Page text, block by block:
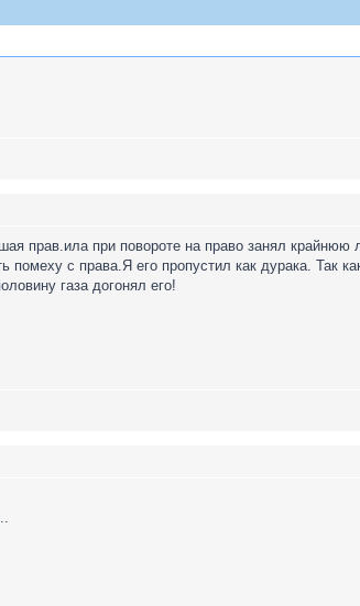
прав.ила при повороте на право занял
помеху с права.Я его пропустил как дурака. Так
газа догонял его!